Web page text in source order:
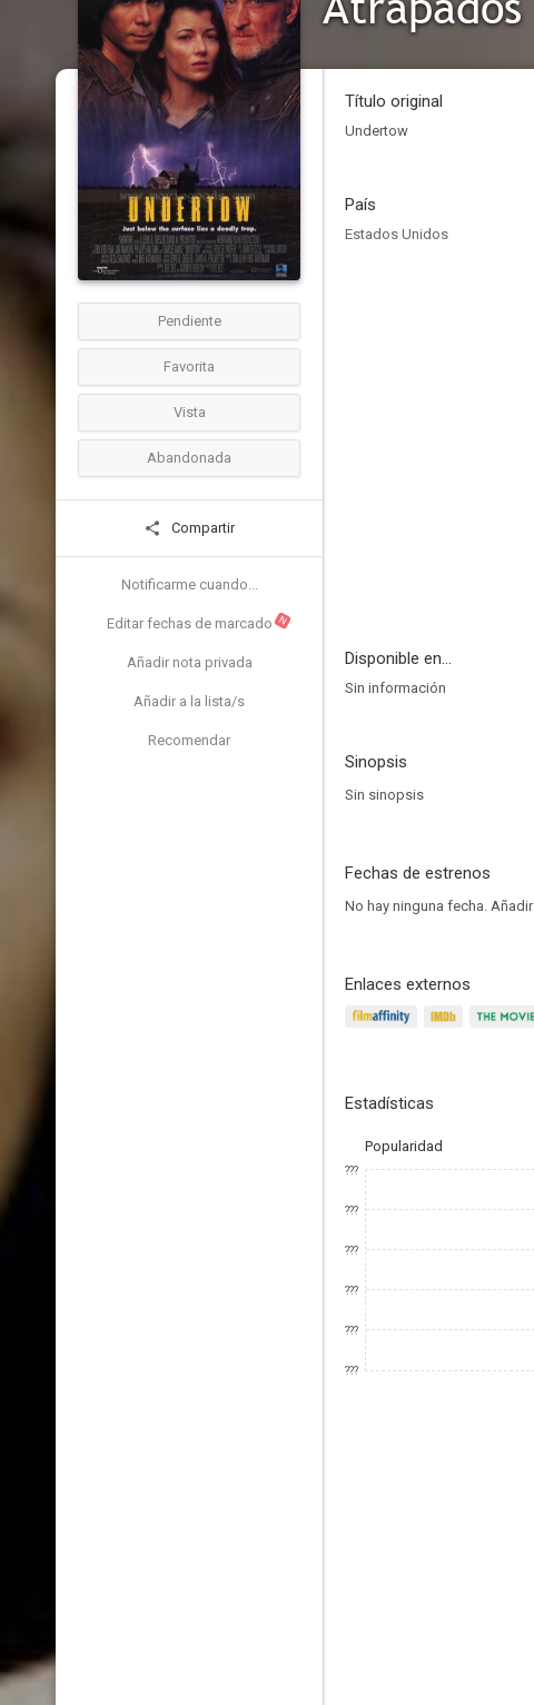
Pendiente
Favorita
Vista
Abandonada
Compartir
Notificarme cuando...
Editar fechas de marcado N
Añadir nota privada
Añadir a la lista/s
Recomendar
Título original
Undertow
País
Estados Unidos
Disponible en...
Sin información
Sinopsis
Sin sinopsis
Fechas de estrenos
No hay ninguna fecha. Añadir
Enlaces externos
Estadísticas
Popularidad
???
???
???
???
???
???